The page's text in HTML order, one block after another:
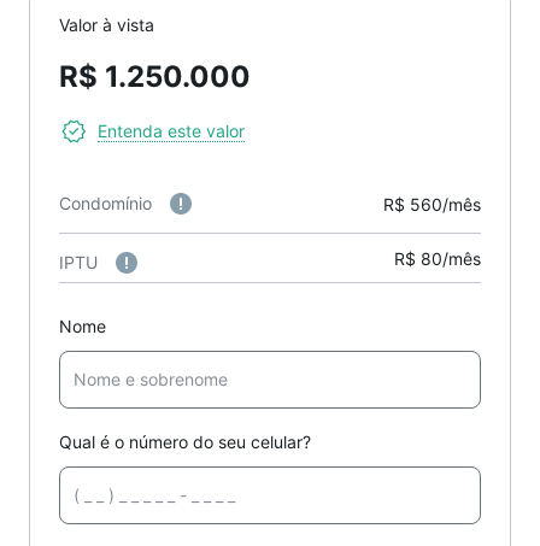
Valor à vista
R$ 1.250.000
Entenda este valor
Condomínio R$ 560/mês
IPTU R$ 80/mês
Nome
Qual é o número do seu celular?